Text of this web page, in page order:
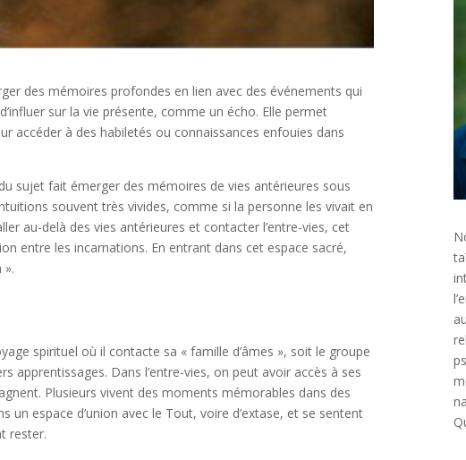
des mémoires profondes en lien avec des événements qui
sur la vie présente, comme un écho. Elle permet
accéder à des habiletés ou connaissances enfouies dans
sujet fait émerger des mémoires de vies antérieures sous
souvent très vivides, comme si la personne les vivait en
au-delà des vies antérieures et contacter l’entre-vies, cet
entre les incarnations. En entrant dans cet espace sacré,
spirituel où il contacte sa « famille d’âmes », soit le groupe
apprentissages. Dans l’entre-vies, on peut avoir accès à ses
Plusieurs vivent des moments mémorables dans des
espace d’union avec le Tout, voire d’extase, et se sentent
rester.